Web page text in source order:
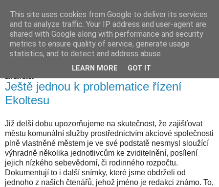
Hranické listy
Ještě jednou k problematice řízení
Ekoltesu
Již delší dobu upozorňujeme na skutečnost, že zajišťovat
městu komunální služby prostřednictvím akciové společnosti
plně vlastněné městem je ve své podstatě nesmysl sloužící
výhradně několika jednotlivcům ke zviditelnění, posílení
jejich nízkého sebevědomí, či rodinného rozpočtu.
Dokumentují to i další snímky, které jsme obdrželi od
jednoho z našich čtenářů, jehož jméno je redakci známo. To,
This site uses cookies from Google to deliver its services
and to analyze traffic. Your IP address and user-agent are
shared with Google along with performance and security
metrics to ensure quality of service, generate usage
statistics, and to detect and address abuse.
LEARN MORE GOT IT